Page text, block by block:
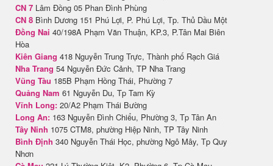
CN 7 Lâm Đồng 05 Phan Đình Phùng
CN 8 Bình Dương 151 Phú Lợi, P. Phú Lợi, Tp. Thủ Dầu Một
Đồng Nai 40/198A Phạm Văn Thuận, KP.3, P.Tân Mai Biên
Hòa
Kiên Giang 418 Nguyễn Trung Trực, Thành phố Rạch Giá
Nha Trang 54 Nguyễn Đức Cảnh, TP Nha Trang
Vũng Tàu 185B Phạm Hồng Thái, Phường 7
Quảng Nam 61 Nguyễn Du, Tp Tam Kỳ
Vĩnh Long: 20/A2 Phạm Thái Bường
Long An: 163 Nguyễn Đình Chiểu, Phường 3, Tp Tân An
Tây Ninh 1075 CTM8, phường Hiệp Ninh, TP Tây Ninh
Bình Định 340 Nguyễn Thái Học, phường Ngô Mây, Tp Quy
Nhơn